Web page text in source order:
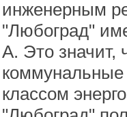
инженерным
"Любоград"
А. Это значит,
классом